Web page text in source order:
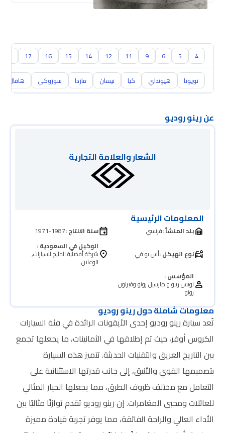
4
5
6
9
11
12
14
15
16
17
تويوتا هيونداي كيا نيسان مازدا سوزوكي هافال
عن رينو روديو
الشعار والعلامة التجارية
المعلومات الرئيسية
بلد المنشأ :فرنسي سنة الانتاج :1971-1987
نوع الهيكل :أس يو في
الوكيل في السعودية :
شركة أفضلية الخليج للسيارات,
الوعلان
المؤسس :
لويس رينو و مارسيل رونو وفيرنون
رونو
معلومات شاملة حول رينو روديو
تُعد سيارة رينو روديو إحدى الأيقونات الرائدة في فئة السيارات
الكروس أوفر، حيث تم إطلاقها في الثمانينات، ما يجعلها تجمع
بين التاريخ العريق والتقنيات الحديثة. تتميز هذه السيارة
بتصميمها القوي والأنيق، إلى جانب قدرتها الاستثنائية على
التعامل مع مختلف ظروف الطرق، مما يجعلها الخيار المثالي
للعائلات ومحبي المغامرات. إن رينو روديو تقدم توازنًا مثاليًا بين
الأداء العالي والراحة الفائقة، مما يوفر تجربة قيادة مميزة